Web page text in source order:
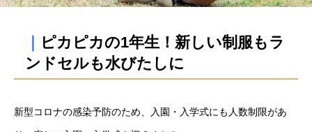
ピカピカの1年生！新しい制服もラ
ンドセルも水びたしに
新型コロナの感染予防のため、入園・入学式にも人数制限があ